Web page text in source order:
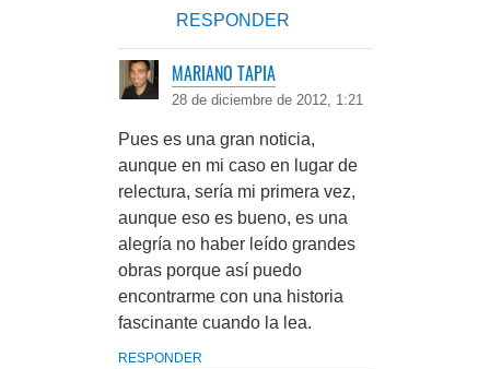
RESPONDER
MARIANO TAPIA
28 de diciembre de 2012, 1:21
Pues es una gran noticia,
aunque en mi caso en lugar de
relectura, sería mi primera vez,
aunque eso es bueno, es una
alegría no haber leído grandes
obras porque así puedo
encontrarme con una historia
fascinante cuando la lea.
RESPONDER